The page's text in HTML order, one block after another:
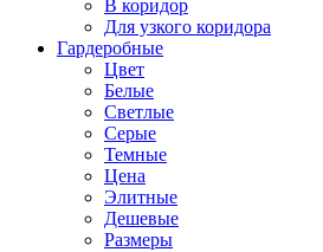
В коридор
Для узкого коридора
Гардеробные
Цвет
Белые
Светлые
Серые
Темные
Цена
Элитные
Дешевые
Размеры